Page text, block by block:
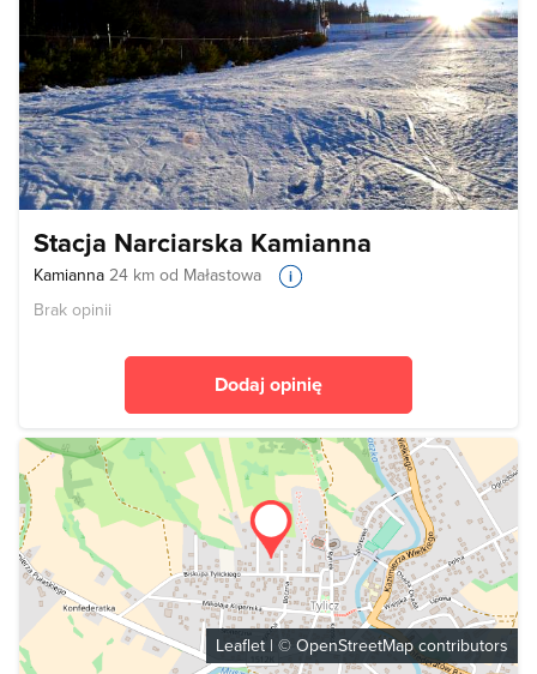
Stacja Narciarska Kamianna
Kamianna 24 km od Małastowa
Brak opinii
Dodaj opinię
Leaflet | © OpenStreetMap contributors